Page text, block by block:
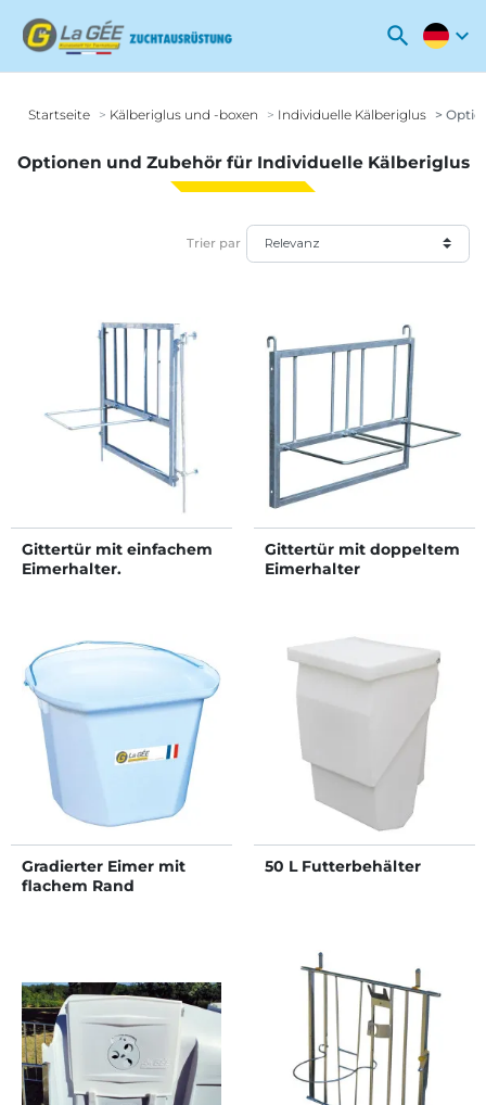
search expand_more
Startseite Kälberiglus und -boxen Individuelle Kälberiglus
Optionen und Zubehör für Individuelle Kälberiglus
Trier par
Gittertür mit einfachem
Eimerhalter.
Gittertür mit doppeltem
Eimerhalter
Gradierter Eimer mit
flachem Rand
50 L Futterbehälter